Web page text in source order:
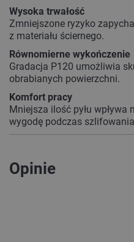
Wysoka trwałość
Zmniejszone ryzyko
z materiału ściernego.
Równomierne wykończenie
Gradacja P120 umożliwia
obrabianych powierzchni.
Komfort pracy
Mniejsza ilość pyłu wpływa
wygodę podczas
Opinie